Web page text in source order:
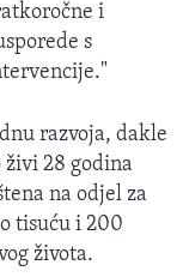
i
s
razvoja, dakle
28 godina
na odjel za
tisuću i 200
života.